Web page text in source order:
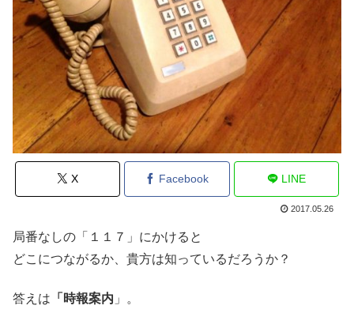
X Facebook LINE
2017.05.26
局番なしの「１１７」にかけると
どこにつながるか、貴方は知っているだろうか？
答えは 「時報案内 」。